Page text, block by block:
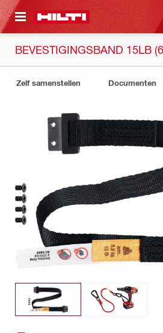
HOOFDINHOUD
BEVESTIGINGSBAND 15LB
Zelf samenstellen Documenten